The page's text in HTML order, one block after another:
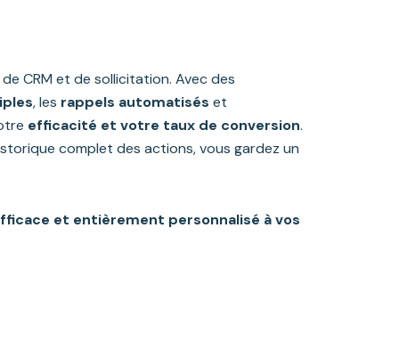
CRM et de sollicitation. Avec des
, les rappels automatisés et
efficacité et votre taux de conversion.
complet des actions, vous gardez un
et entièrement personnalisé à vos